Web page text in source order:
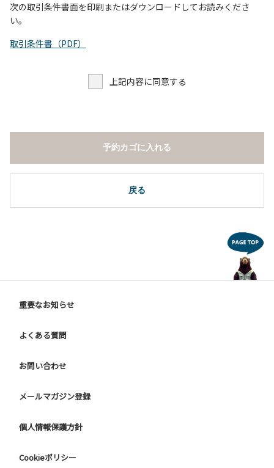
次の取引条件書面を印刷またはダウンロードしてお読みくださ
い。
取引条件書（PDF）
上記内容に同意する
戻る
予約カゴに入れる
重要なお知らせ
よくある質問
お問い合わせ
メールマガジン登録
個人情報保護方針
Cookieポリシー